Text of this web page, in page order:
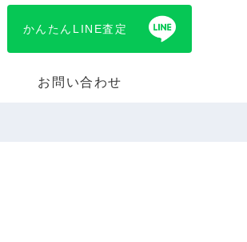
かんたんLINE査定
お問い合わせ